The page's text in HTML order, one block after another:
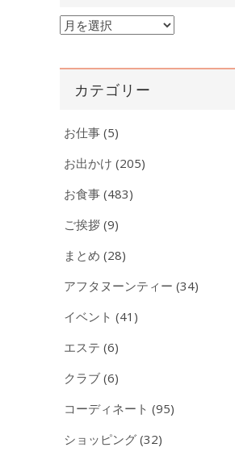
ア
カ
カテゴリー
お仕事 (5)
お出かけ (205)
お食事 (483)
ご挨拶 (9)
まとめ (28)
アフタヌーンティー (34)
イベント (41)
エステ (6)
クラブ (6)
コーディネート (95)
ショッピング (32)